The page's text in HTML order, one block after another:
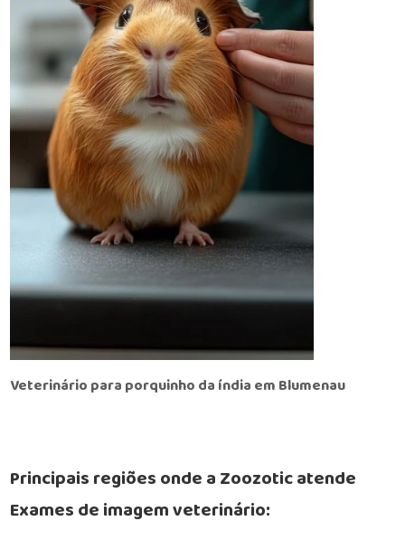
Veterinário para porquinho da índia em Blumenau
Principais regiões onde a Zoozotic atende
Exames de imagem veterinário: